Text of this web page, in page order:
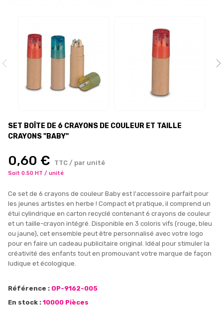
SET BOÎTE DE 6 CRAYONS DE COULEUR ET TAILLE
CRAYONS "BABY"
0,60 € TTC / par unité
Soit 0.50 HT / unité
Ce set de 6 crayons de couleur Baby est l'accessoire parfait pour
les jeunes artistes en herbe ! Compact et pratique, il comprend un
étui cylindrique en carton recyclé contenant 6 crayons de couleur
et un taille-crayon intégré. Disponible en 3 coloris vifs (rouge, bleu
ou jaune), cet ensemble peut être personnalisé avec votre logo
pour en faire un cadeau publicitaire original. Idéal pour stimuler la
créativité des enfants tout en promouvant votre marque de façon
ludique et écologique.
Référence : OP-9162-005
En stock : 10000 Pièces